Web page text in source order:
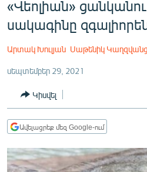
հիմնական
մենյուին
ՔԱՂԱՔԱԿԱՆ
ՏՆՏԵՍՈՒԹՅՈՒՆ
ՂԱՐԱԲԱՂ
ՏԱՐԱԾԱՇՐՋԱՆ
«Վեոլիան»
սակագինը
Արտակ Խուլյան Սաթենիկ
սեպտեմբեր 29, 2021
Կիսվել
Ավելացրեք մեզ Google-ում